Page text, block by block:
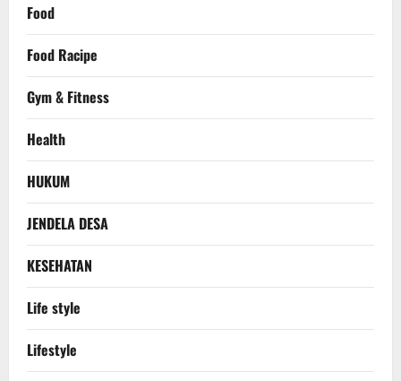
Food
Food Racipe
Gym & Fitness
Health
HUKUM
JENDELA DESA
KESEHATAN
Life style
Lifestyle